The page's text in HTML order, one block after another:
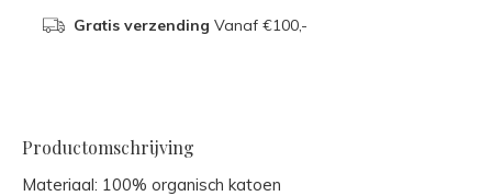
Gratis verzending Vanaf €100,-
Productomschrijving
Materiaal: 100% organisch katoen